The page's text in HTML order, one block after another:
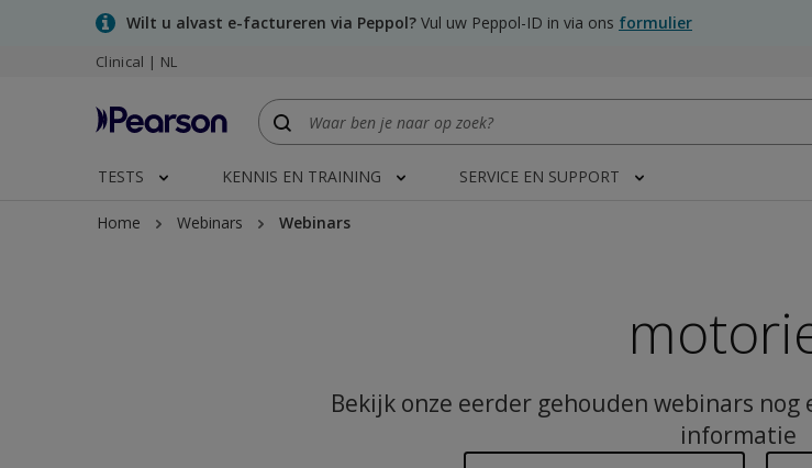
Wilt u alvast e-factureren via Peppol? Vul uw Peppol-ID in via ons formulier
Clinical | NL
TESTS KENNIS EN TRAINING SERVICE EN SUPPORT
Home Webinars Webinars
Bekijk onze eerder gehouden webinars
informatie